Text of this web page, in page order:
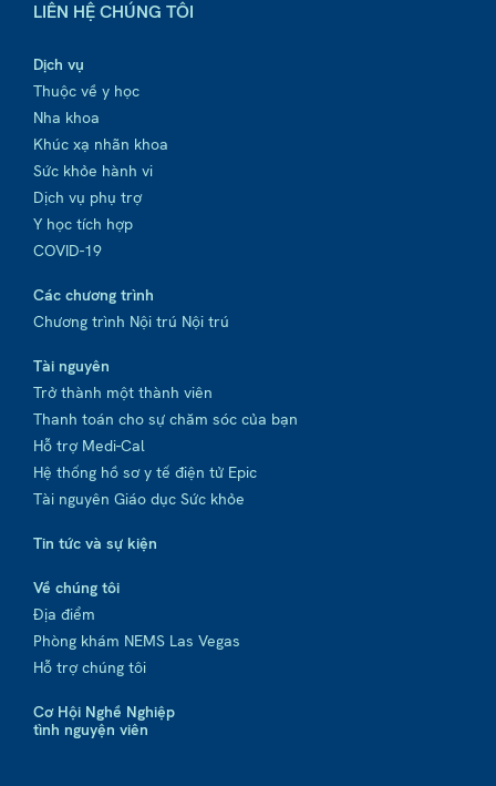
LIÊN HỆ CHÚNG TÔI
Dịch vụ
Thuộc về y học
Nha khoa
Khúc xạ nhãn khoa
Sức khỏe hành vi
Dịch vụ phụ trợ
Y học tích hợp
COVID-19
Các chương trình
Chương trình Nội trú Nội trú
Tài nguyên
Trở thành một thành viên
Thanh toán cho sự chăm sóc của bạn
Hỗ trợ Medi-Cal
Hệ thống hồ sơ y tế điện tử Epic
Tài nguyên Giáo dục Sức khỏe
Tin tức và sự kiện
Về chúng tôi
Địa điểm
Phòng khám NEMS Las Vegas
Hỗ trợ chúng tôi
Cơ Hội Nghề Nghiệp
tình nguyện viên